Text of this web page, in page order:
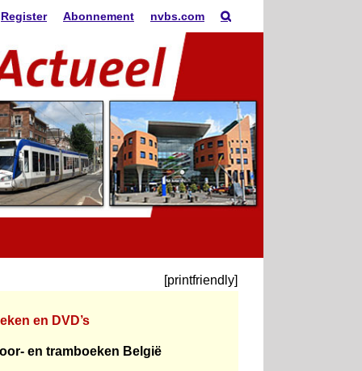
Register Abonnement nvbs.com
[printfriendly]
en DVD’s
en tramboeken België